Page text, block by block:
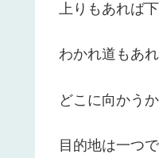
上りもあれば下
わかれ道もあ
どこに向かう
目的地は一つ